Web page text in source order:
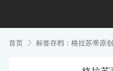
首页  标签存档：格拉苏蒂原创